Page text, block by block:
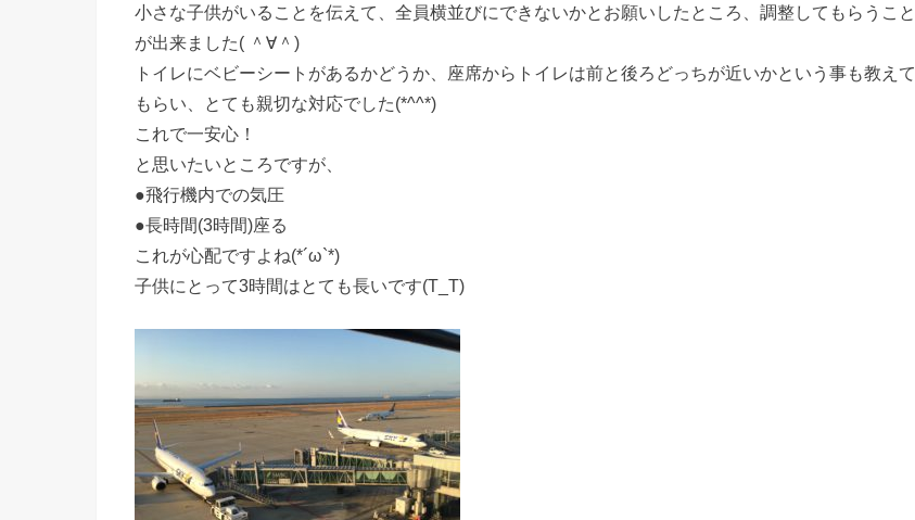
小さな子供がいることを伝えて、全員横並びにできないかとお願いしたところ、調整してもらうこと
が出来ました( ＾∀＾)
トイレにベビーシートがあるかどうか、座席からトイレは前と後ろどっちが近いかという事も教えて
もらい、とても親切な対応でした(*^^*)
これで一安心！
と思いたいところですが、
●飛行機内での気圧
●長時間(3時間)座る
これが心配ですよね(*´ω`*)
子供にとって3時間はとても長いです(T_T)